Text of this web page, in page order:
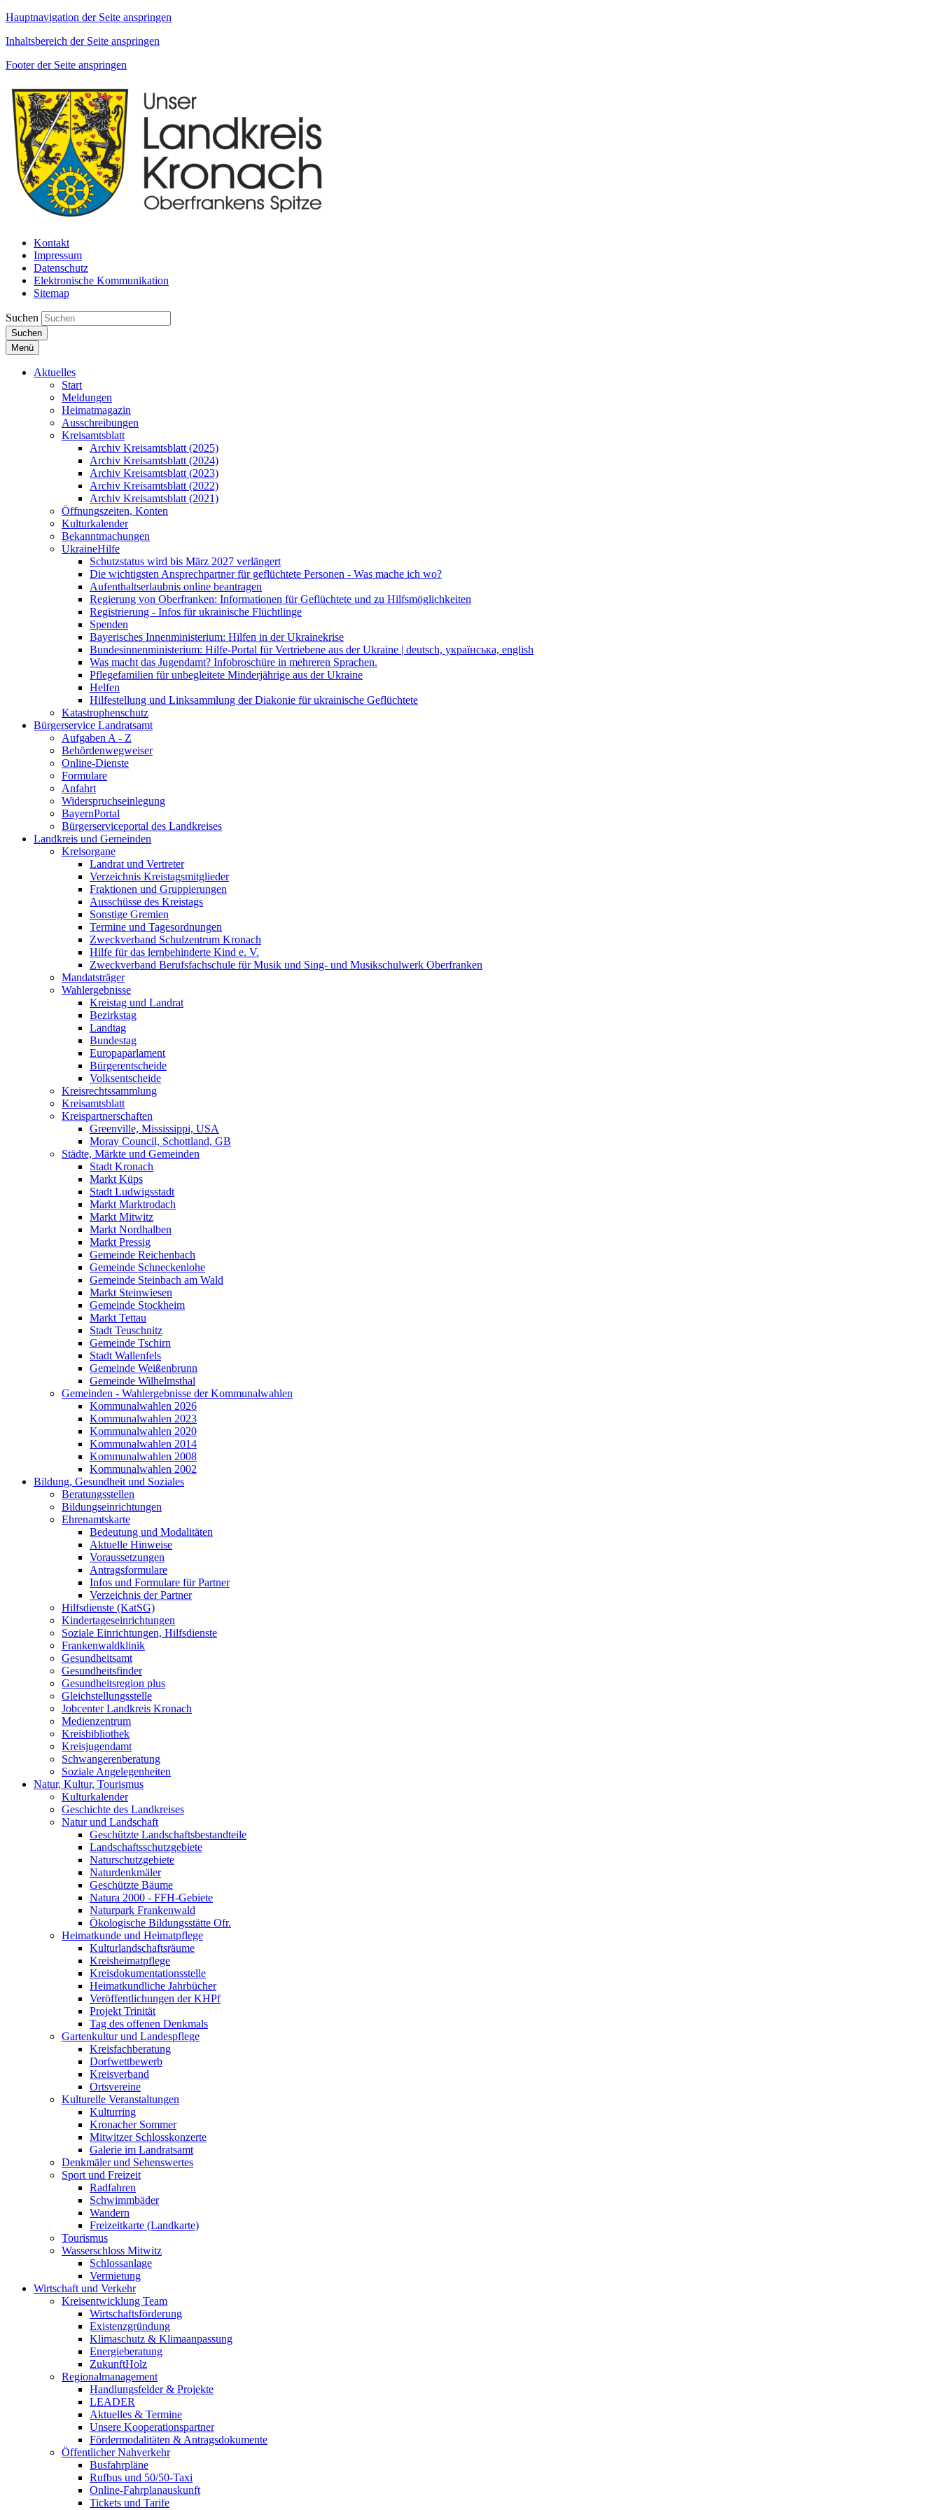
Hauptnavigation der Seite anspringen
Inhaltsbereich der Seite anspringen
Footer der Seite anspringen
Kontakt
Impressum
Datenschutz
Elektronische Kommunikation
Sitemap
Suchen
Suchen
Menü
Aktuelles
Start
Meldungen
Heimatmagazin
Ausschreibungen
Kreisamtsblatt
Archiv Kreisamtsblatt (2025)
Archiv Kreisamtsblatt (2024)
Archiv Kreisamtsblatt (2023)
Archiv Kreisamtsblatt (2022)
Archiv Kreisamtsblatt (2021)
Öffnungszeiten, Konten
Kulturkalender
Bekanntmachungen
UkraineHilfe
Schutzstatus wird bis März 2027 verlängert
Die wichtigsten Ansprechpartner für geflüchtete Personen - Was mache ich wo?
Aufenthaltserlaubnis online beantragen
Regierung von Oberfranken: Informationen für Geflüchtete und zu Hilfsmöglichkeiten
Registrierung - Infos für ukrainische Flüchtlinge
Spenden
Bayerisches Innenministerium: Hilfen in der Ukrainekrise
Bundesinnenministerium: Hilfe-Portal für Vertriebene aus der Ukraine | deutsch, українська, english
Was macht das Jugendamt? Infobroschüre in mehreren Sprachen.
Pflegefamilien für unbegleitete Minderjährige aus der Ukraine
Helfen
Hilfestellung und Linksammlung der Diakonie für ukrainische Geflüchtete
Katastrophenschutz
Bürgerservice Landratsamt
Aufgaben A - Z
Behördenwegweiser
Online-Dienste
Formulare
Anfahrt
Widerspruchseinlegung
BayernPortal
Bürgerserviceportal des Landkreises
Landkreis und Gemeinden
Kreisorgane
Landrat und Vertreter
Verzeichnis Kreistagsmitglieder
Fraktionen und Gruppierungen
Ausschüsse des Kreistags
Sonstige Gremien
Termine und Tagesordnungen
Zweckverband Schulzentrum Kronach
Hilfe für das lernbehinderte Kind e. V.
Zweckverband Berufsfachschule für Musik und Sing- und Musikschulwerk Oberfranken
Mandatsträger
Wahlergebnisse
Kreistag und Landrat
Bezirkstag
Landtag
Bundestag
Europaparlament
Bürgerentscheide
Volksentscheide
Kreisrechtssammlung
Kreisamtsblatt
Kreispartnerschaften
Greenville, Mississippi, USA
Moray Council, Schottland, GB
Städte, Märkte und Gemeinden
Stadt Kronach
Markt Küps
Stadt Ludwigsstadt
Markt Marktrodach
Markt Mitwitz
Markt Nordhalben
Markt Pressig
Gemeinde Reichenbach
Gemeinde Schneckenlohe
Gemeinde Steinbach am Wald
Markt Steinwiesen
Gemeinde Stockheim
Markt Tettau
Stadt Teuschnitz
Gemeinde Tschirn
Stadt Wallenfels
Gemeinde Weißenbrunn
Gemeinde Wilhelmsthal
Gemeinden - Wahlergebnisse der Kommunalwahlen
Kommunalwahlen 2026
Kommunalwahlen 2023
Kommunalwahlen 2020
Kommunalwahlen 2014
Kommunalwahlen 2008
Kommunalwahlen 2002
Bildung, Gesundheit und Soziales
Beratungsstellen
Bildungseinrichtungen
Ehrenamtskarte
Bedeutung und Modalitäten
Aktuelle Hinweise
Voraussetzungen
Antragsformulare
Infos und Formulare für Partner
Verzeichnis der Partner
Hilfsdienste (KatSG)
Kindertageseinrichtungen
Soziale Einrichtungen, Hilfsdienste
Frankenwaldklinik
Gesundheitsamt
Gesundheitsfinder
Gesundheitsregion plus
Gleichstellungsstelle
Jobcenter Landkreis Kronach
Medienzentrum
Kreisbibliothek
Kreisjugendamt
Schwangerenberatung
Soziale Angelegenheiten
Natur, Kultur, Tourismus
Kulturkalender
Geschichte des Landkreises
Natur und Landschaft
Geschützte Landschaftsbestandteile
Landschaftsschutzgebiete
Naturschutzgebiete
Naturdenkmäler
Geschützte Bäume
Natura 2000 - FFH-Gebiete
Naturpark Frankenwald
Ökologische Bildungsstätte Ofr.
Heimatkunde und Heimatpflege
Kulturlandschaftsräume
Kreisheimatpflege
Kreisdokumentationsstelle
Heimatkundliche Jahrbücher
Veröffentlichungen der KHPf
Projekt Trinität
Tag des offenen Denkmals
Gartenkultur und Landespflege
Kreisfachberatung
Dorfwettbewerb
Kreisverband
Ortsvereine
Kulturelle Veranstaltungen
Kulturring
Kronacher Sommer
Mitwitzer Schlosskonzerte
Galerie im Landratsamt
Denkmäler und Sehenswertes
Sport und Freizeit
Radfahren
Schwimmbäder
Wandern
Freizeitkarte (Landkarte)
Tourismus
Wasserschloss Mitwitz
Schlossanlage
Vermietung
Wirtschaft und Verkehr
Kreisentwicklung Team
Wirtschaftsförderung
Existenzgründung
Klimaschutz & Klimaanpassung
Energieberatung
ZukunftHolz
Regionalmanagement
Handlungsfelder & Projekte
LEADER
Aktuelles & Termine
Unsere Kooperationspartner
Fördermodalitäten & Antragsdokumente
Öffentlicher Nahverkehr
Busfahrpläne
Rufbus und 50/50-Taxi
Online-Fahrplanauskunft
Tickets und Tarife